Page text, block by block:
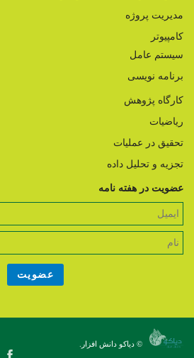
مدیریت پروژه
کامپیوتر
سیستم عامل
برنامه نویسی
کارگاه پژوهش
ریاضیات
تحقیق در عملیات
تجزیه و تحلیل داده
عضویت در هفته نامه
© دیاکو دانش افزار.